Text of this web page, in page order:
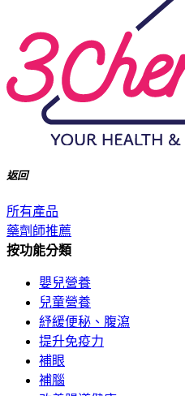
返回
所有產品
藥劑師推薦
按功能分類
嬰兒營養
兒童營養
紓緩便秘、腹瀉
提升免疫力
補眼
補腦